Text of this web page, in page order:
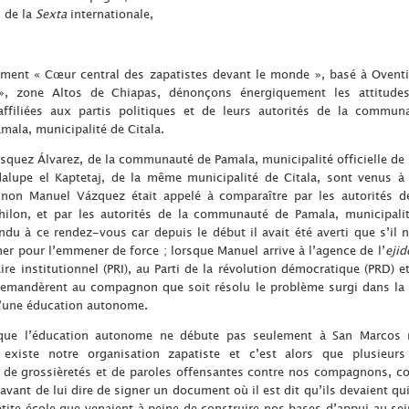
de la Sextainternationale,
« Cœur central des zapatistes devant le monde », basé à
zone Altos de Chiapas, dénonçons énergiquement les
aux partis politiques et de leurs autorités de la
municipalité de Citala.
Álvarez, de la communauté de Pamala, municipalité officielle de
el Kaptetaj, de la même municipalité de Citala, sont venus
Manuel Vázquez était appelé à comparaître par les autorités
et par les autorités de la communauté de Pamala,
à ce rendez-vous car depuis le début il avait été averti que s’il
pour l’emmener de force ; lorsque Manuel arrive à l’agence de l’
institutionnel (PRI), au Parti de la révolution démocratique (PRD)
au compagnon que soit résolu le problème surgi dans la
éducation autonome.
l’éducation autonome ne débute pas seulement à San
notre organisation zapatiste et c’est alors que plusieurs
grossièretés et de paroles offensantes contre nos compagnons,
de lui dire de signer un document où il est dit qu’ils devaient